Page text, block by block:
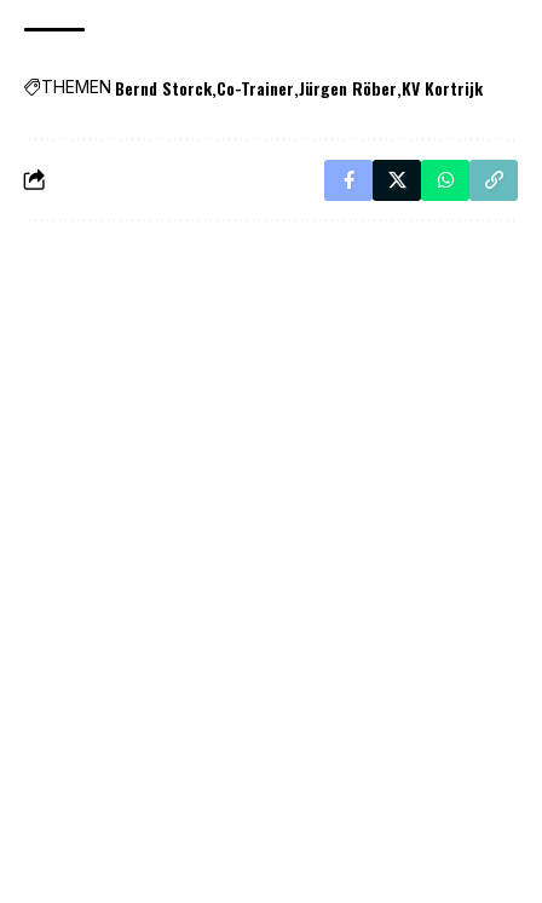
THEMEN Bernd Storck Co-Trainer Jürgen Röber KV Kortrijk